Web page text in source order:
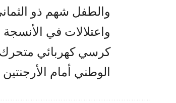
والطفل شهم ذو
واعتلالات في
كرسي كهربائي
الوطني أمام